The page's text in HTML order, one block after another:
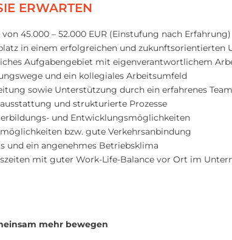
ERWARTEN
45.000 – 52.000 EUR (Einstufung nach Erfahrung)
in einem erfolgreichen und zukunftsorientierten
Aufgabengebiet mit eigenverantwortlichem
und ein kollegiales Arbeitsumfeld
sowie Unterstützung durch ein erfahrenes Team
und strukturierte Prozesse
und Entwicklungsmöglichkeiten
bzw. gute Verkehrsanbindung
und ein angenehmes Betriebsklima
mit guter Work-Life-Balance vor Ort im
mehr bewegen